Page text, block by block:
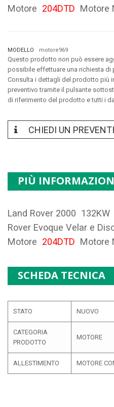
Motore 204DTD Motore
MODELLO motore969
Questo prodotto non può essere
possibile effettuare una richiesta di
Consulta i dettagli del prodotto più
preventivo tramite il pulsante
di riferimento del prodotto e tutti i
CHIEDI UN
PIÙ
Land Rover 2000
Rover Evoque Velar e
Motore 204DTD Motore
SCHEDA TECNICA
STATO NUOVO
CATEGORIA
PRODOTTO
MOTORE
ALLESTIMENTO MOTORE